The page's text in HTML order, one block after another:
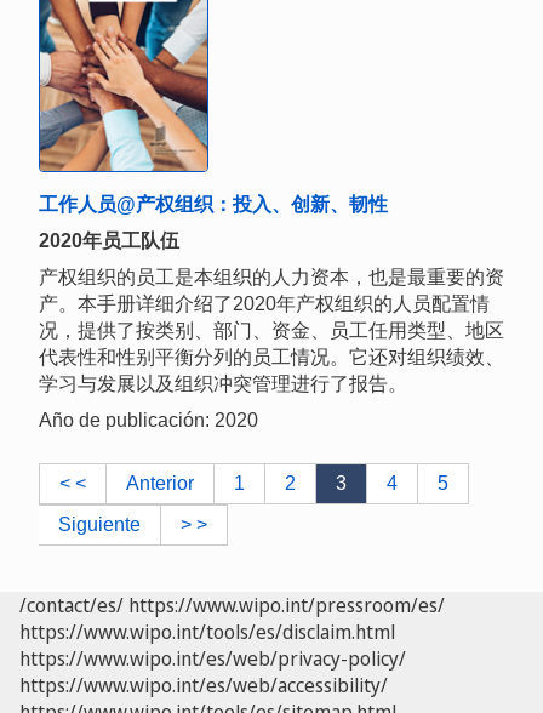
工作人员@产权组织：投入、创新、韧性
2020年员工队伍
产权组织的员工是本组织的人力资本，也是最重要的资
产。本手册详细介绍了2020年产权组织的人员配置情
况，提供了按类别、部门、资金、员工任用类型、地区
代表性和性别平衡分列的员工情况。它还对组织绩效、
学习与发展以及组织冲突管理进行了报告。
Año de publicación: 2020
< < Anterior 1 2 3 4
5
Siguiente
> >
/contact/es/ https://www.wipo.int/pressroom/es/
https://www.wipo.int/tools/es/disclaim.html
https://www.wipo.int/es/web/privacy-policy/
https://www.wipo.int/es/web/accessibility/